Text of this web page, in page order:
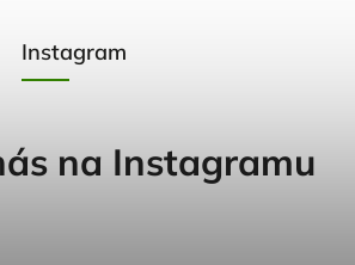
Instagram
na Instagramu